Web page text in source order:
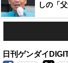
しの「
日刊ゲンダイ